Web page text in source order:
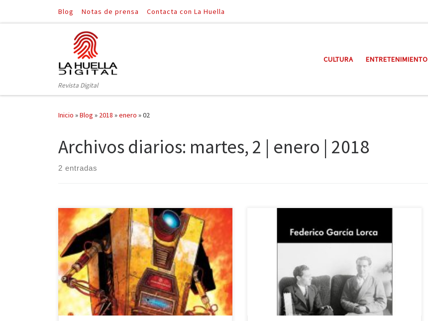
Saltar al contenido
Blog Notas de prensa Contacta con La Huella
Revista Digital
CULTURA ENTRETENIMIENTO
Inicio »Blog » 2018 »enero »02
Archivos diarios: martes, 2 | enero | 2018
2 entradas
La editorial Fandogamia continúa descubriéndonos el
cómic Borderlands, basado en el videojuego del
mismo nombre que apareció en Microsoft Windows,
en Xbox 360 y en PlayStation 3. La caída Fyrestone es
el segundo volumen, en el que acompañamos a los
cuatro personajes principales y héroes de esta obra,
que ya […]
Malpaso nos presenta Palabra de Lorca. Declaraciones
y entrevistas, un libro —rayando el estatus de libro-
realizadas a Federico García Lorca, junto con varias
imágenes (algunas inéditas, otras poco conocidas y
otras reproducidas parcialmente en anteriores
publicaciones). Una edición, a cargo de Rafael Inglada